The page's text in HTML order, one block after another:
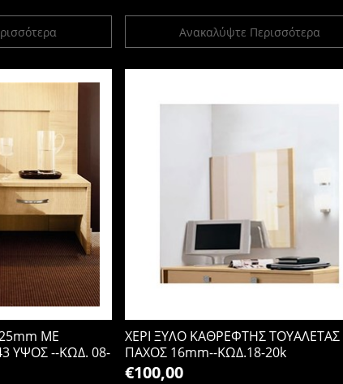
Ανακαλύψτε Περισσότερα
ΜΕ
ΥΨΟΣ --ΚΩΔ. 08-
ΧΕΡΙ ΞΥΛΟ ΚΑΘΡΕΦΤΗΣ ΤΟΥΑΛΕΤΑΣ
ΠΑΧΟΣ 16mm--ΚΩΔ.18-20k
€100,00